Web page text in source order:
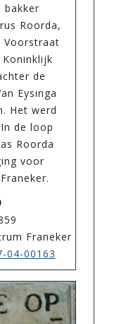
bakker
Roorda,
Voorstraat
de
Eysinga
Het werd
de loop
Roorda
voor
Franeker
04-00163